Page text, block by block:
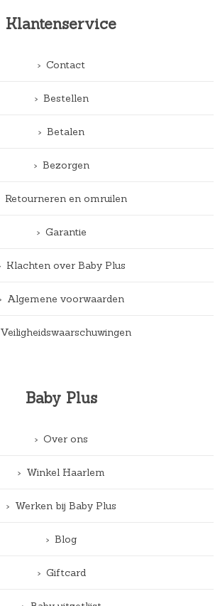
Klantenservice
Contact
Bestellen
Betalen
Bezorgen
Retourneren en omruilen
Garantie
Klachten over Baby Plus
Algemene voorwaarden
Veiligheidswaarschuwingen
Baby Plus
Over ons
Winkel Haarlem
Werken bij Baby Plus
Blog
Giftcard